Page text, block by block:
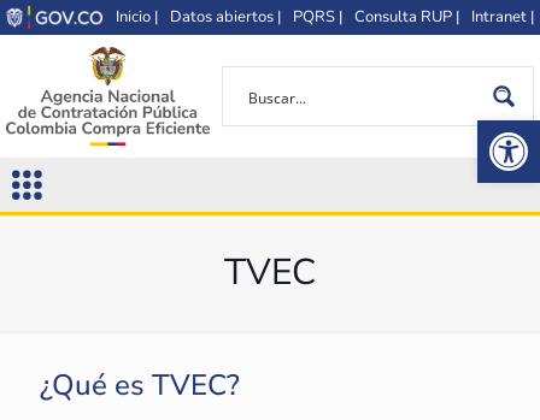
Inicio | Datos abiertos | PQRS | Consulta RUP | Intranet |
TVEC
¿Qué es TVEC?